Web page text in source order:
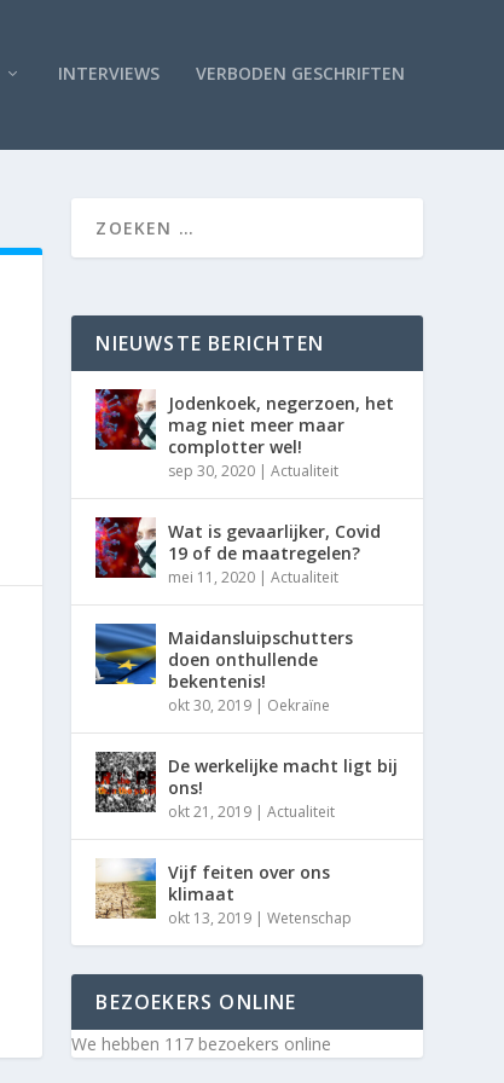
INTERVIEWS VERBODEN GESCHRIFTEN
NIEUWSTE BERICHTEN
Jodenkoek, negerzoen, het
mag niet meer maar
complotter wel!
sep 30, 2020 |Actualiteit
Wat is gevaarlijker, Covid
19 of de maatregelen?
mei 11, 2020 |Actualiteit
Maidansluipschutters
doen onthullende
bekentenis!
okt 30, 2019 | Oekraïne
De werkelijke macht ligt bij
ons!
okt 21, 2019 |Actualiteit
Vijf feiten over ons
klimaat
okt 13, 2019 |Wetenschap
BEZOEKERS ONLINE
We hebben 117 bezoekers online